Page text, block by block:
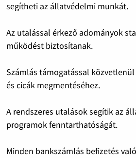
segítheti az állatvédelmi munkát.
Az utalással érkező adományok
működést biztosítanak.
Számlás támogatással
és cicák megmentéséhez.
A rendszeres utalások segítik az
programok fenntarthatóságát.
Minden bankszámlás befizetés